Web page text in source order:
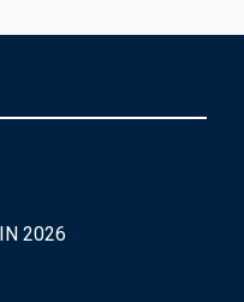
2026